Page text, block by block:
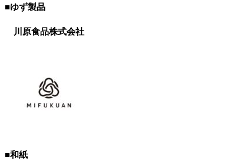
■ゆず製品
川原食品株式会社
■和紙